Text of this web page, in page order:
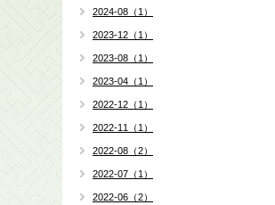
2024-08（1）
2023-12（1）
2023-08（1）
2023-04（1）
2022-12（1）
2022-11（1）
2022-08（2）
2022-07（1）
2022-06（2）